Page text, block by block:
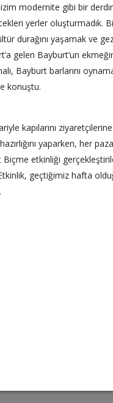
modernite gibi bir
yerler oluşturmadık.
durağını yaşamak ve
gelen Bayburt’un
Bayburt barlarını
konuştu.
kapılarını
yaparken, her
etkinliği
geçtiğimiz hafta